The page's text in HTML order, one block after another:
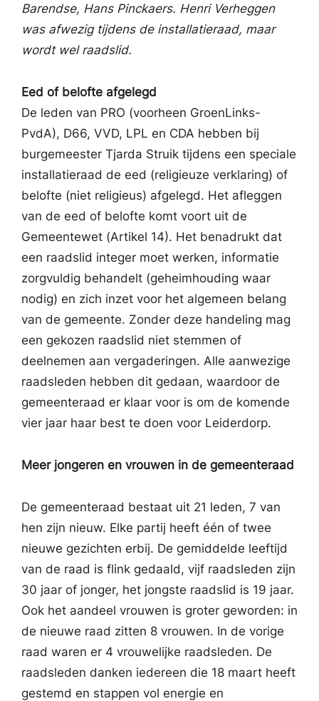
Barendse, Hans Pinckaers. Henri Verheggen
was afwezig tijdens de installatieraad, maar
wordt wel raadslid.
Eed of belofte afgelegd
De leden van PRO (voorheen GroenLinks-
PvdA), D66, VVD, LPL en CDA hebben bij
burgemeester Tjarda Struik tijdens een speciale
installatieraad de eed (religieuze verklaring) of
belofte (niet religieus) afgelegd. Het afleggen
van de eed of belofte komt voort uit de
Gemeentewet (Artikel 14). Het benadrukt dat
een raadslid integer moet werken, informatie
zorgvuldig behandelt (geheimhouding waar
nodig) en zich inzet voor het algemeen belang
van de gemeente. Zonder deze handeling mag
een gekozen raadslid niet stemmen of
deelnemen aan vergaderingen. Alle aanwezige
raadsleden hebben dit gedaan, waardoor de
gemeenteraad er klaar voor is om de komende
vier jaar haar best te doen voor Leiderdorp.
Meer jongeren en vrouwen in de gemeenteraad
De gemeenteraad bestaat uit 21 leden, 7 van
hen zijn nieuw. Elke partij heeft één of twee
nieuwe gezichten erbij. De gemiddelde leeftijd
van de raad is flink gedaald, vijf raadsleden zijn
30 jaar of jonger, het jongste raadslid is 19 jaar.
Ook het aandeel vrouwen is groter geworden: in
de nieuwe raad zitten 8 vrouwen. In de vorige
raad waren er 4 vrouwelijke raadsleden. De
raadsleden danken iedereen die 18 maart heeft
gestemd en stappen vol energie en